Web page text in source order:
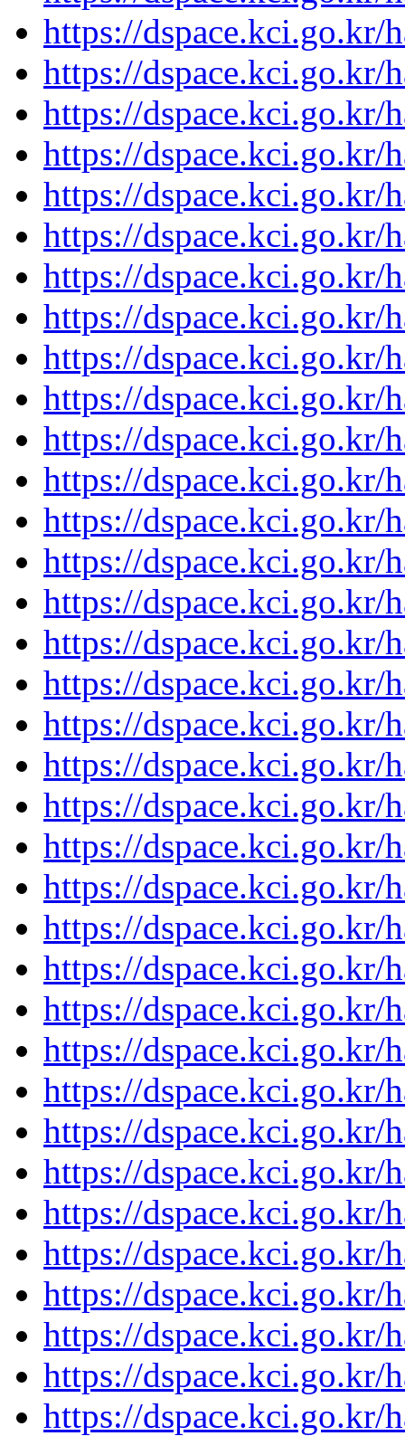
https://dspace.kci.go.kr/
https://dspace.kci.go.kr/
https://dspace.kci.go.kr/
https://dspace.kci.go.kr/
https://dspace.kci.go.kr/
https://dspace.kci.go.kr/
https://dspace.kci.go.kr/
https://dspace.kci.go.kr/
https://dspace.kci.go.kr/
https://dspace.kci.go.kr/
https://dspace.kci.go.kr/
https://dspace.kci.go.kr/
https://dspace.kci.go.kr/
https://dspace.kci.go.kr/
https://dspace.kci.go.kr/
https://dspace.kci.go.kr/
https://dspace.kci.go.kr/
https://dspace.kci.go.kr/
https://dspace.kci.go.kr/
https://dspace.kci.go.kr/
https://dspace.kci.go.kr/
https://dspace.kci.go.kr/
https://dspace.kci.go.kr/
https://dspace.kci.go.kr/
https://dspace.kci.go.kr/
https://dspace.kci.go.kr/
https://dspace.kci.go.kr/
https://dspace.kci.go.kr/
https://dspace.kci.go.kr/
https://dspace.kci.go.kr/
https://dspace.kci.go.kr/
https://dspace.kci.go.kr/
https://dspace.kci.go.kr/
https://dspace.kci.go.kr/
https://dspace.kci.go.kr/